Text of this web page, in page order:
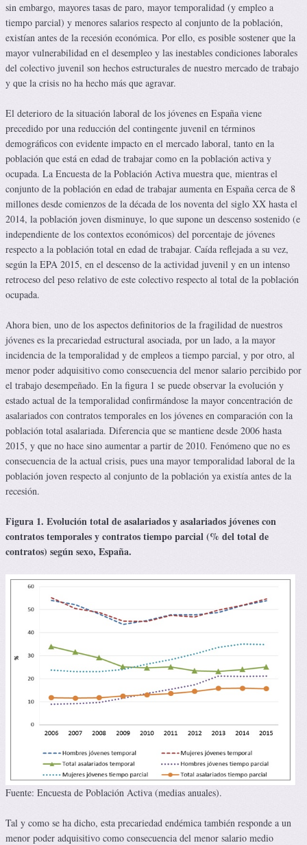
sin embargo, mayores tasas de paro, mayor temporalidad (y empleo a
tiempo parcial) y menores salarios respecto al conjunto de la población,
existían antes de la recesión económica. Por ello, es posible sostener que la
mayor vulnerabilidad en el desempleo y las inestables condiciones laborales
del colectivo juvenil son hechos estructurales de nuestro mercado de trabajo
y que la crisis no ha hecho más que agravar.
El deterioro de la situación laboral de los jóvenes en España viene
precedido por una reducción del contingente juvenil en términos
demográficos con evidente impacto en el mercado laboral, tanto en la
población que está en edad de trabajar como en la población activa y
ocupada. La Encuesta de la Población Activa muestra que, mientras el
conjunto de la población en edad de trabajar aumenta en España cerca de 8
millones desde comienzos de la década de los noventa del siglo XX hasta el
2014, la población joven disminuye, lo que supone un descenso sostenido (e
independiente de los contextos económicos) del porcentaje de jóvenes
respecto a la población total en edad de trabajar. Caída reflejada a su vez,
según la EPA 2015, en el descenso de la actividad juvenil y en un intenso
retroceso del peso relativo de este colectivo respecto al total de la población
ocupada.
Ahora bien, uno de los aspectos definitorios de la fragilidad de nuestros
jóvenes es la precariedad estructural asociada, por un lado, a la mayor
incidencia de la temporalidad y de empleos a tiempo parcial, y por otro, al
menor poder adquisitivo como consecuencia del menor salario percibido por
el trabajo desempeñado. En la figura 1 se puede observar la evolución y
estado actual de la temporalidad confirmándose la mayor concentración de
asalariados con contratos temporales en los jóvenes en comparación con la
población total asalariada. Diferencia que se mantiene desde 2006 hasta
2015, y que no hace sino aumentar a partir de 2010. Fenómeno que no es
consecuencia de la actual crisis, pues una mayor temporalidad laboral de la
población joven respecto al conjunto de la población ya existía antes de la
recesión.
Figura 1. Evolución total de asalariados y asalariados jóvenes con
contratos temporales y contratos tiempo parcial (% del total de
contratos) según sexo, España.
Fuente: Encuesta de Población Activa (medias anuales).
Tal y como se ha dicho, esta precariedad endémica también responde a un
menor poder adquisitivo como consecuencia del menor salario medio